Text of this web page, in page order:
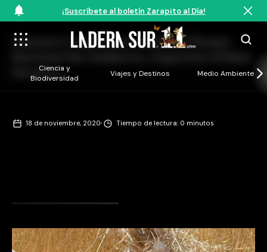
¡Suscríbete al boletín Zarapito al Día!
Ciencia y
Biodiversidad
Viajes y Destinos Medio Ambiente
Guanaco muerto con sarna en Parque
Ferreyra
18 de noviembre, 2020· Tiempo de lectura: 0 minutos